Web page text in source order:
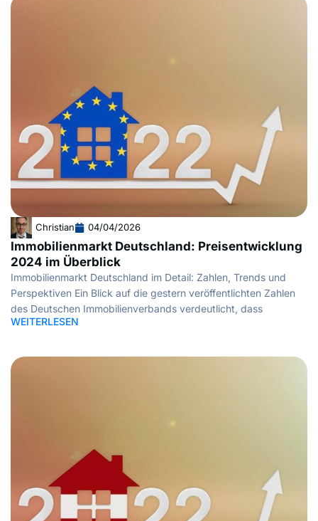
Christian 04/04/2026
Immobilienmarkt Deutschland: Preisentwicklung
2024 im Überblick
Immobilienmarkt Deutschland im Detail: Zahlen, Trends und
Perspektiven Ein Blick auf die gestern veröffentlichten Zahlen
des Deutschen Immobilienverbands verdeutlicht, dass
WEITERLESEN